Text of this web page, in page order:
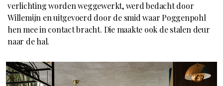
verlichting worden weggewerkt, werd bedacht door
Willemijn en uitgevoerd door de smid waar Poggenpohl
hen mee in contact bracht. Die maakte ook de stalen deur
naar de hal.